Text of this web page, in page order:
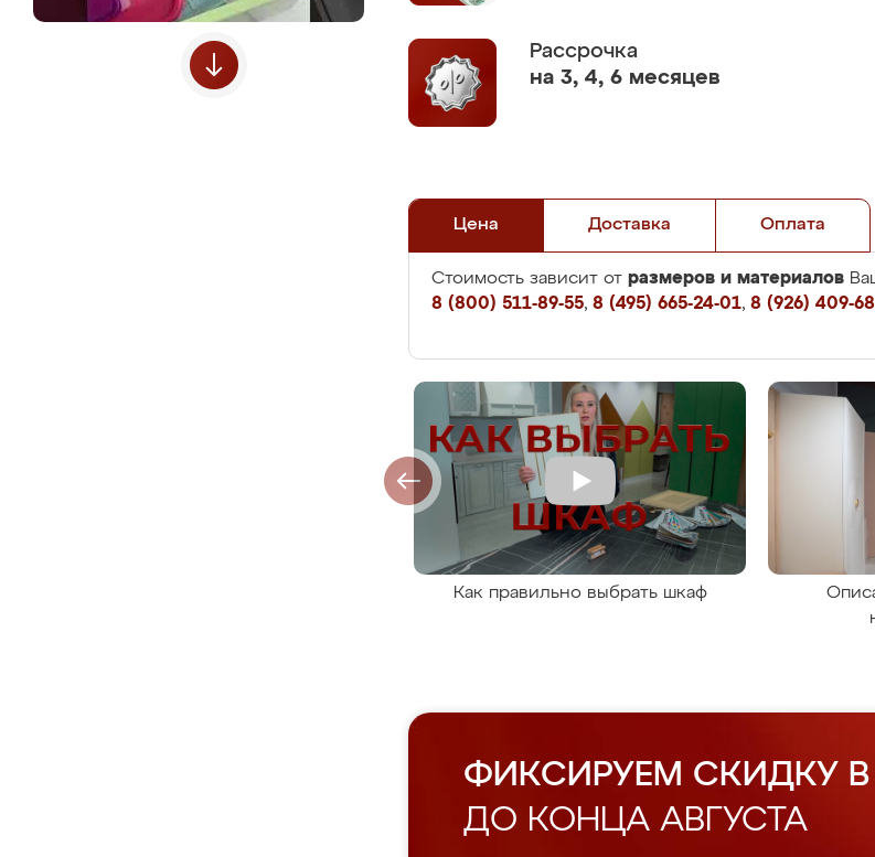
Рассрочка
на 3, 4, 6 месяцев
Цена Доставка Оплата
Стоимость зависит от размеров и материалов
8 (800) 511-89-55, 8 (495) 665-24-01, 8 (926) 409-
Как правильно выбрать шкаф
ФИКСИРУЕМ СКИДКУ В
ДО КОНЦА АВГУСТА